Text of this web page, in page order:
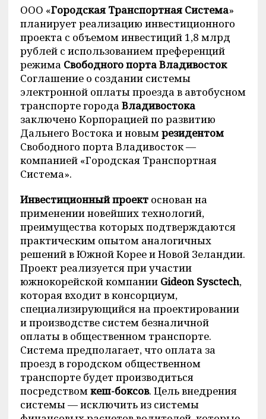
ООО «Городская Транспортная Система»
планирует реализацию инвестиционного
проекта с объемом инвестиций 1,8 млрд
рублей с использованием преференций
режима Свободного порта Владивосток
Соглашение о создании системы
электронной оплаты проезда в автобусном
транспорте города Владивостока
заключено Корпорацией по развитию
Дальнего Востока и новымрезидентом
Свободного порта Владивосток —
компанией «Городская Транспортная
Система».
Инвестиционный проектоснован на
применении новейших технологий,
преимущества которых подтверждаются
практическим опытом аналогичных
решений в Южной Корее и Новой Зеландии.
Проект реализуется при участии
южнокорейской компании Gideon Sysctech,
которая входит в консорциум,
специализирующийся на проектировании
и производстве систем безналичной
оплаты в общественном транспорте.
Система предполагает, что оплата за
проезд в городском общественном
транспорте будет производиться
посредствомкеш-боксов. Цель внедрения
системы — исключить из системы